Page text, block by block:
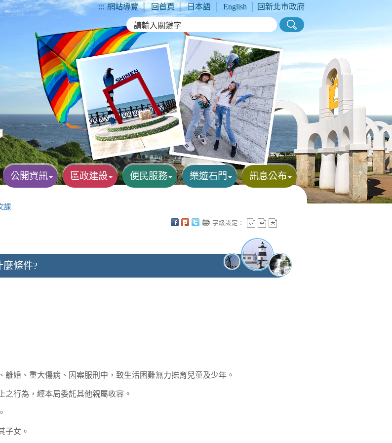
::: 網站導覽 │ 回首頁 │ 日本語 English 回新北市政府
公開資訊 區政建設 便民服務 樂遊石門 訊息公布
課
字級設定：
條件?
離婚、重大傷病、因案服刑中，致生活困難無力撫育兒童及少年。
之行為，經本局委託其他親屬收容。
子女。